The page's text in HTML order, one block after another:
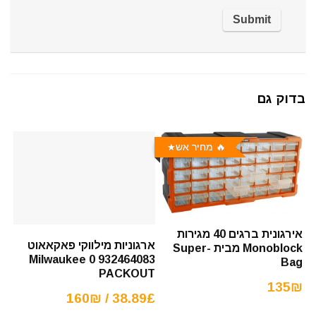
בדוק גם
🔥 מחיר אש
אירגונית ברגים 40 מגירות
Monoblock מבית Super-
Bag
135₪
ארגוניות מילווקי פאקאאוט
Milwaukee 0 932464083
PACKOUT
38.89£ / 160₪